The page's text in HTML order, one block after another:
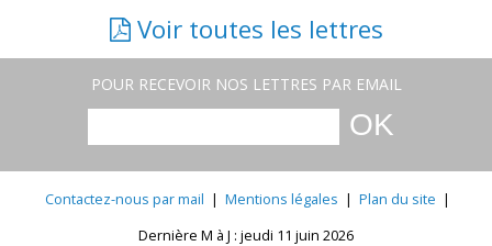
Voir toutes les lettres
POUR RECEVOIR NOS LETTRES PAR EMAIL
Contactez-nous par mail | Mentions légales | Plan du site |
Dernière M à J : jeudi 11 juin 2026